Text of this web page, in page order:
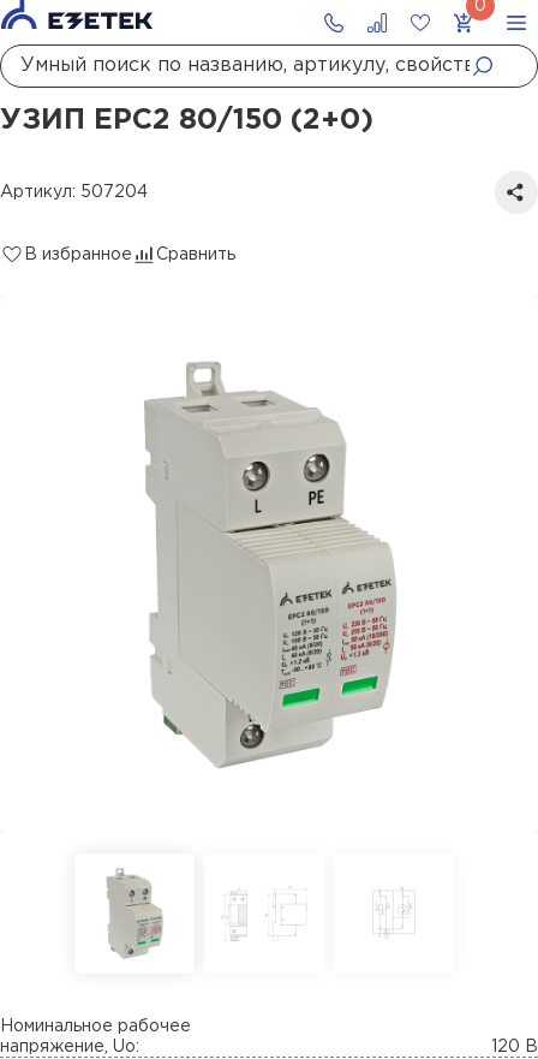
УЗИП ЕРС2 80/150 (2+0)
УЗИП ЕРС2 80/150 (2+0)
Артикул: 507204
В избранное Сравнить
Номинальное рабочее
напряжение, Uo:
120 В